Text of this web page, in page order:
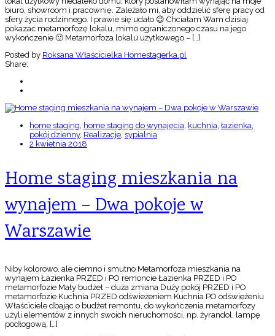
biuro, showroom i pracownię. Zależało mi, aby oddzielić sferę pracy od
sfery życia rodzinnego. I prawie się udało 😉 Chciałam Wam dzisiaj
pokazać metamorfozę lokalu, mimo ograniczonego czasu na jego
wykończenie 🙂 Metamorfoza lokalu użytkowego – […]
Posted by Roksana Właścicielka Homestagerka.pl
Share:
home staging, home staging do wynajęcia, kuchnia, łazienka,
pokój dzienny, Realizacje, sypialnia
2 kwietnia 2018
Home staging mieszkania na
wynajem – Dwa pokoje w
Warszawie
Niby kolorowo, ale ciemno i smutno Metamorfoza mieszkania na
wynajem Łazienka PRZED i PO remoncie Łazienka PRZED i PO
metamorfozie Mały budżet – duża zmiana Duży pokój PRZED i PO
metamorfozie Kuchnia PRZED odświeżeniem Kuchnia PO odświeżeniu
Właściciele dbając o budżet remontu, do wykończenia metamorfozy
użyli elementów z innych swoich nieruchomości, np. żyrandol, lampę
podłogową, […]